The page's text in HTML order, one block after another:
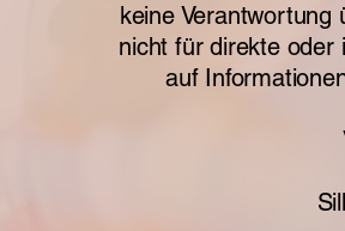
keine Verantwortung
nicht für direkte oder
auf